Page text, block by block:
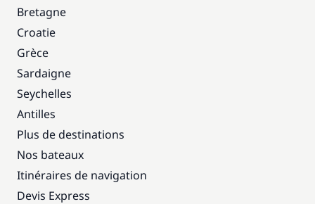
Bretagne
Croatie
Grèce
Sardaigne
Seychelles
Antilles
Plus de destinations
Nos bateaux
Itinéraires de navigation
Devis Express